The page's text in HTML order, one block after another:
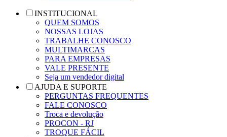
INSTITUCIONAL
QUEM SOMOS
NOSSAS LOJAS
TRABALHE CONOSCO
MULTIMARCAS
PARA EMPRESAS
VALE PRESENTE
Seja um vendedor digital
AJUDA E SUPORTE
PERGUNTAS FREQUENTES
FALE CONOSCO
Troca e devolução
PROCON - RJ
TROQUE FÁCIL